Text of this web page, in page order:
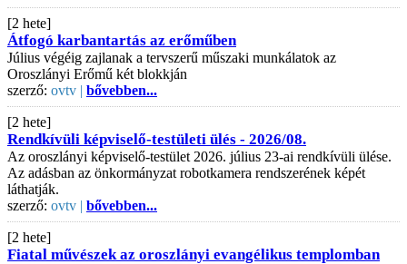
[2 hete]
Átfogó karbantartás az erőműben
Július végéig zajlanak a tervszerű műszaki munkálatok az
Oroszlányi Erőmű két blokkján
szerző: ovtv | bővebben...
[2 hete]
Rendkívüli képviselő-testületi ülés - 2026/08.
Az oroszlányi képviselő-testület 2026. július 23-ai rendkívüli ülése.
Az adásban az önkormányzat robotkamera rendszerének képét
láthatják.
szerző: ovtv | bővebben...
[2 hete]
Fiatal művészek az oroszlányi evangélikus templomban